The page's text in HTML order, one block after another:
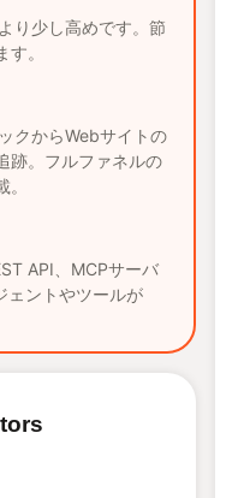
り少し高めです。節
。
クからWebサイトの
跡。フルファネルの
API、MCPサーバ
ェントやツールが